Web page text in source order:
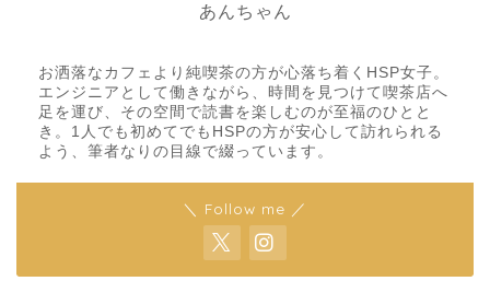
あんちゃん
お洒落なカフェより純喫茶の方が心落ち着くHSP女子。
エンジニアとして働きながら、時間を見つけて喫茶店へ
足を運び、その空間で読書を楽しむのが至福のひとと
き。1人でも初めてでもHSPの方が安心して訪れられる
よう、筆者なりの目線で綴っています。
＼ Follow me ／